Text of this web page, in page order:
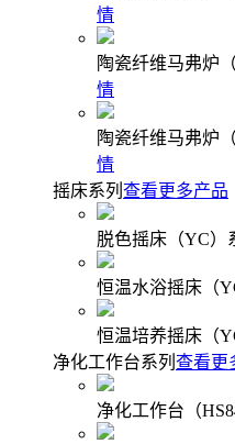
情
陶瓷纤维马弗炉
情
陶瓷纤维马弗炉
情
摇床系列 查看更多产品
脱色摇床（YC）
恒温水浴摇床（
恒温培养摇床（
净化工作台系列 查看更
净化工作台（